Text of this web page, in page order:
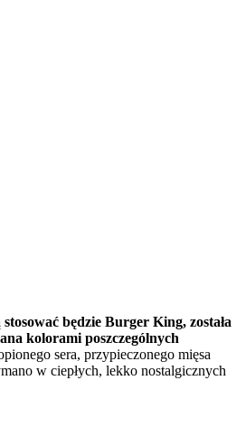
będzie Burger King, została
kolorami poszczególnych
sera, przypieczonego mięsa
w ciepłych, lekko nostalgicznych